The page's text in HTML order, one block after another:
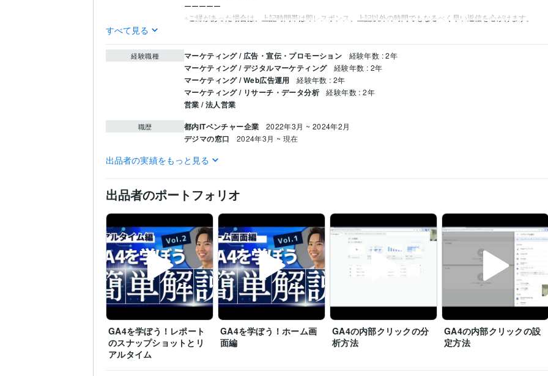
ーーーーー
※ご縁があった場合は、上記時間帯は即レスポンス、上記以外の時間でもなるべく早い返信を心がけます。
すべて見る
経験職種 マーケティング / 広告・宣伝・プロモーション 経験年数 : 2年
マーケティング / デジタルマーケティング 経験年数 : 2年
マーケティング / Web広告運用 経験年数 : 2年
マーケティング / リサーチ・データ分析 経験年数 : 2年
営業 / 法人営業
職歴 都内ITベンチャー企業 2022年3月 ~ 2024年2月
デジマの窓口 2024年3月 ~ 現在
資格・検定 Google検索広告認定資格
kintoneアプリデザインスペシャリスト（認定資格）
Google広告（旧GoogleAdWords）認定資格
Google アナリティクス個人認定資格（GAIQ） 取得年 : 2022年
ITパスポート 取得年 : 2021年
プログラミング言
語・フレームワーク
Google Apps Script:2年 JavaScript:2年
ビジネス・クリエイ
ティブツール
Google Analytics:2年Google Tag Manager:2年
その他ツール sitest:1年
得意分野 集客・マーケティング相談 GA4、GTMの設定/レクチャー 検索広告（Google、Yahoo!）
出品者の実績をもっと見る
出品者のポートフォリオ
GA4を学ぼう！レポート
のスナップショットとリ
アルタイム
GA4を学ぼう！ホーム画
面編
GA4の内部クリックの分
析方法
GA4の内部クリックの設
定方法